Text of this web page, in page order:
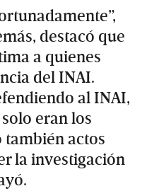
destacó que
a quienes
del INAI.
al INAI,
eran los
también actos
la investigación